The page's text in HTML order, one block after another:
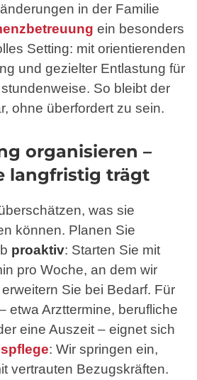
in der Familie
ein besonders
Setting: mit orientierenden
und gezielter Entlastung für
So bleibt der
ohne überfordert zu sein.
organisieren –
langfristig trägt
was sie
können. Planen Sie
proaktiv: Starten Sie mit
pro Woche, an dem wir
Sie bei Bedarf. Für
etwa Arzttermine, berufliche
eine Auszeit – eignet sich
: Wir springen ein,
vertrauten Bezugskräften.